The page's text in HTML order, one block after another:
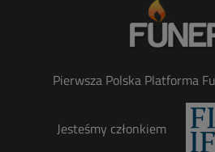
Pierwsza Polska Platforma
Jesteśmy członkiem